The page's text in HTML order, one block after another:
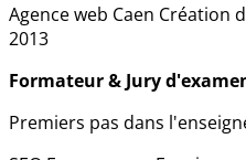
Agence web Caen Création
2013
Formateur & Jury
Premiers pas dans